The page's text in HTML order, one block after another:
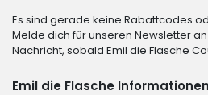
Es sind gerade keine Rabattcodes
Melde dich für unseren Newsletter
Nachricht, sobald Emil die Flasche
Emil die Flasche Informationen